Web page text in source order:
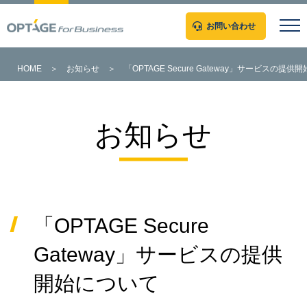
お問い合わせ
HOME＞ お知らせ＞ 「OPTAGE Secure Gateway」サービスの提供開
お知らせ
「OPTAGE Secure
Gateway」サービスの提供
開始について